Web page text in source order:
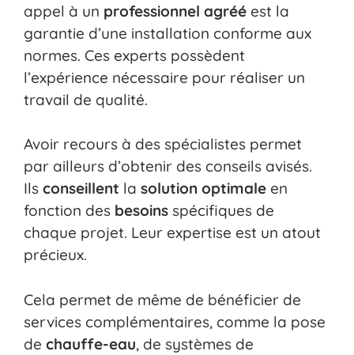
appel à un professionnel agréé est la
garantie d’une installation conforme aux
normes. Ces experts possèdent
l’expérience nécessaire pour réaliser un
travail de qualité.
Avoir recours à des spécialistes permet
par ailleurs d’obtenir des conseils avisés.
Ils conseillent la solution optimale en
fonction des besoins spécifiques de
chaque projet. Leur expertise est un atout
précieux.
Cela permet de même de bénéficier de
services complémentaires, comme la pose
de chauffe-eau, de systèmes de